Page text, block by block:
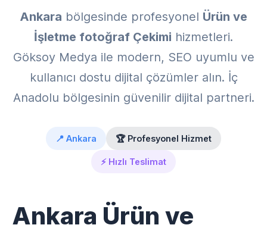
Ankara bölgesinde profesyonel Ürün ve
İşletme fotoğraf Çekimi hizmetleri.
Göksoy Medya ile modern, SEO uyumlu ve
kullanıcı dostu dijital çözümler alın. İç
Anadolu bölgesinin güvenilir dijital partneri.
📍 Ankara 🏆 Profesyonel Hizmet
⚡ Hızlı Teslimat
Ankara Ürün ve